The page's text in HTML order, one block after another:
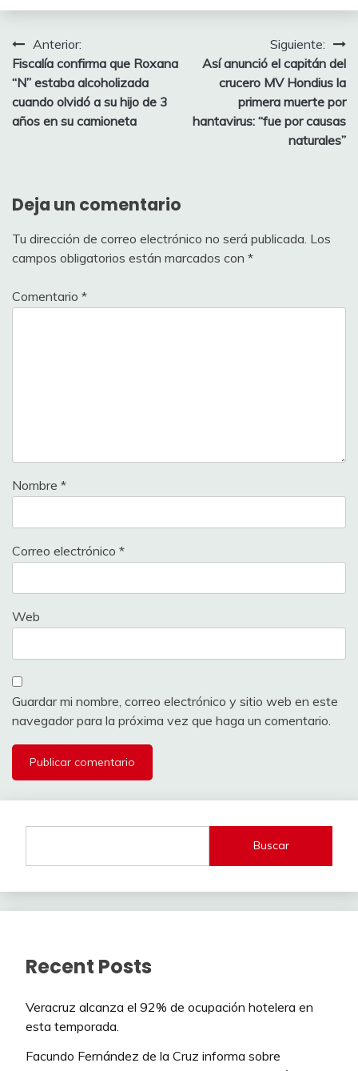
Navegación
de
entradas
Anterior:
Fiscalía confirma que Roxana
“N” estaba alcoholizada
cuando olvidó a su hijo de 3
años en su camioneta
Siguiente:
Así anunció el capitán del
crucero MV Hondius la
primera muerte por
hantavirus: “fue por causas
naturales”
Deja un comentario
Tu dirección de correo electrónico no será publicada. Los
campos obligatorios están marcados con *
Comentario *
Nombre *
Correo electrónico *
Web
Guardar mi nombre, correo electrónico y sitio web en este
navegador para la próxima vez que haga un comentario.
Buscar
Recent Posts
Veracruz alcanza el 92% de ocupación hotelera en
esta temporada.
Facundo Fernández de la Cruz informa sobre